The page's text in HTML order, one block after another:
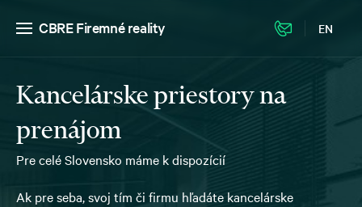
CBRE Firemné reality EN
Kancelárske priestory na
prenájom
Pre celé Slovensko máme k dispozícií
Ak pre seba, svoj tím či firmu hľadáte kancelárske